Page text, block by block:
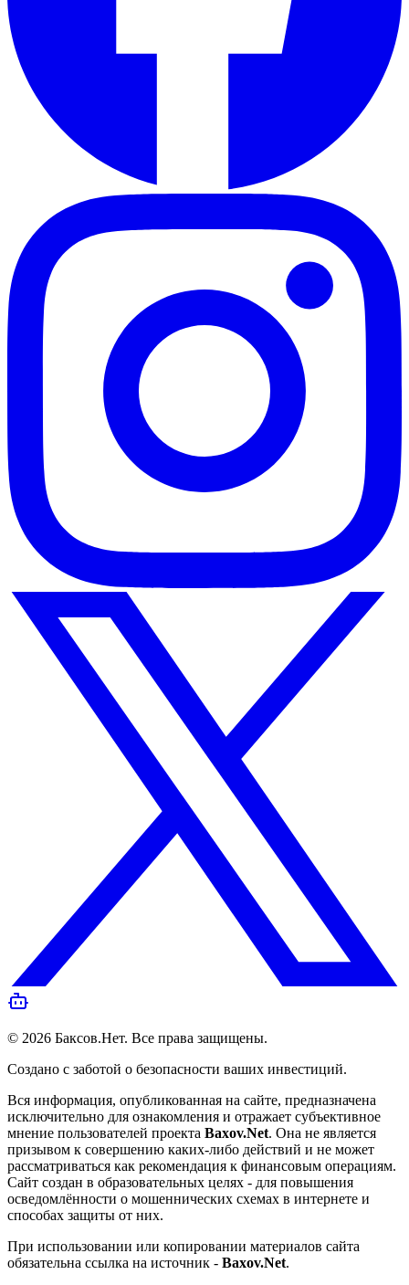
© 2026 Баксов.Нет. Все права защищены.
Создано с заботой о безопасности ваших инвестиций.
Вся информация, опубликованная на сайте, предназначена
исключительно для ознакомления и отражает субъективное
мнение пользователей проекта Baxov.Net. Она не является
призывом к совершению каких-либо действий и не может
рассматриваться как рекомендация к финансовым операциям.
Сайт создан в образовательных целях - для повышения
осведомлённости о мошеннических схемах в интернете и
способах защиты от них.
При использовании или копировании материалов сайта
обязательна ссылка на источник - Baxov.Net.